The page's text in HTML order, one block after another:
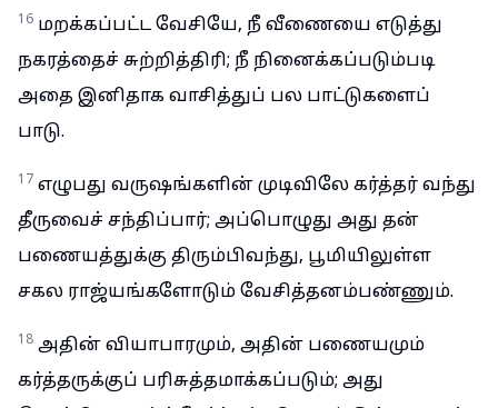
16 மறக்கப்பட்ட வேசியே, நீ வீணையை எடுத்து
நகரத்தைச் சுற்றித்திரி; நீ நினைக்கப்படும்படி
அதை இனிதாக வாசித்துப் பல பாட்டுகளைப்
பாடு.
17 எழுபது வருஷங்களின் முடிவிலே கர்த்தர் வந்து
தீருவைச் சந்திப்பார்; அப்பொழுது அது தன்
பணையத்துக்கு திரும்பிவந்து, பூமியிலுள்ள
சகல ராஜ்யங்களோடும் வேசித்தனம்பண்ணும்.
18 அதின் வியாபாரமும், அதின் பணையமும்
கர்த்தருக்குப் பரிசுத்தமாக்கப்படும்; அது